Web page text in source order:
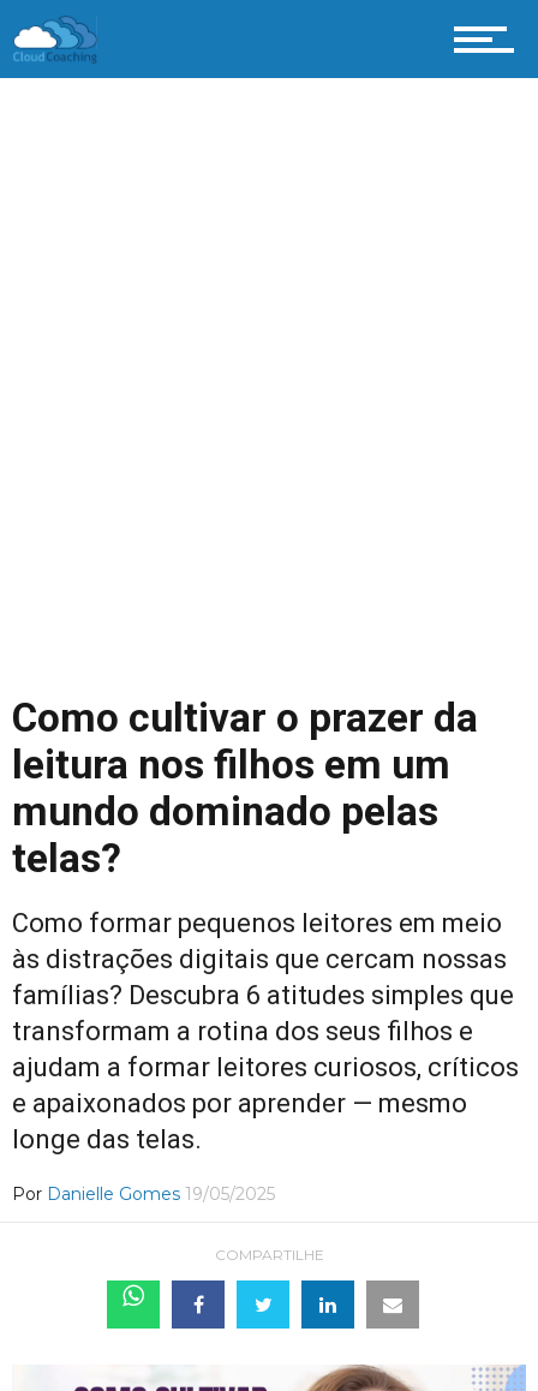
Como cultivar o prazer da
leitura nos filhos em um
mundo dominado pelas
telas?
Como formar pequenos leitores em meio
às distrações digitais que cercam nossas
famílias? Descubra 6 atitudes simples que
transformam a rotina dos seus filhos e
ajudam a formar leitores curiosos, críticos
e apaixonados por aprender — mesmo
longe das telas.
Por Danielle Gomes 19/05/2025
COMPARTILHE